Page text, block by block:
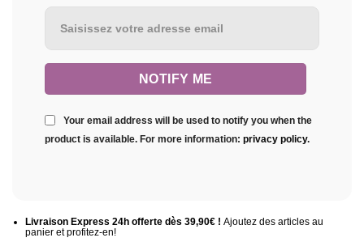
Your email address will be used to notify you when the
product is available. For more information: privacy policy.
Livraison Express 24h offerte dès 39,90€ ! Ajoutez des articles au
panier et profitez-en!